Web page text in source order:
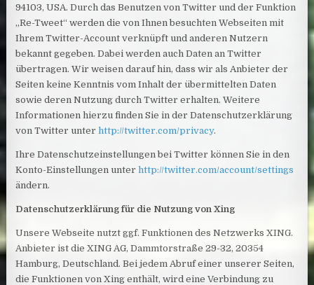
94103, USA. Durch das Benutzen von Twitter und der Funktion
„Re-Tweet“ werden die von Ihnen besuchten Webseiten mit
Ihrem Twitter-Account verknüpft und anderen Nutzern
bekannt gegeben. Dabei werden auch Daten an Twitter
übertragen. Wir weisen darauf hin, dass wir als Anbieter der
Seiten keine Kenntnis vom Inhalt der übermittelten Daten
sowie deren Nutzung durch Twitter erhalten. Weitere
Informationen hierzu finden Sie in der Datenschutzerklärung
von Twitter unterhttp://twitter.com/privacy.
Ihre Datenschutzeinstellungen bei Twitter können Sie in den
Konto-Einstellungen unterhttp://twitter.com/account/settings
ändern.
Datenschutzerklärung für die Nutzung von Xing
Unsere Webseite nutzt ggf. Funktionen des Netzwerks XING.
Anbieter ist die XING AG, Dammtorstraße 29-32, 20354
Hamburg, Deutschland. Bei jedem Abruf einer unserer Seiten,
die Funktionen von Xing enthält, wird eine Verbindung zu